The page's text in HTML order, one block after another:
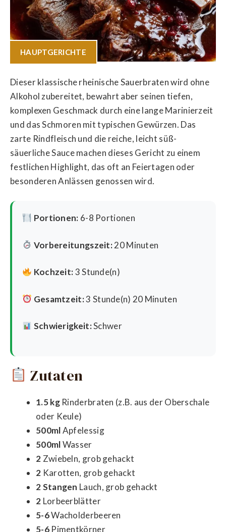
HAUPTGERICHTE
Dieser klassische rheinische Sauerbraten wird ohne
Alkohol zubereitet, bewahrt aber seinen tiefen,
komplexen Geschmack durch eine lange Marinierzeit
und das Schmoren mit typischen Gewürzen. Das
zarte Rindfleisch und die reiche, leicht süß-
säuerliche Sauce machen dieses Gericht zu einem
festlichen Highlight, das oft an Feiertagen oder
besonderen Anlässen genossen wird.
Portionen: 6-8 Portionen
Vorbereitungszeit:20 Minuten
Kochzeit:3 Stunde(n)
Gesamtzeit:3 Stunde(n) 20 Minuten
Schwierigkeit:Schwer
Zutaten
1.5 kgRinderbraten (z.B. aus der Oberschale
oder Keule)
500mlApfelessig
500mlWasser
2 Zwiebeln, grob gehackt
2 Karotten, grob gehackt
2 Stangen Lauch, grob gehackt
2 Lorbeerblätter
5-6Wacholderbeeren
5-6Pimentkörner